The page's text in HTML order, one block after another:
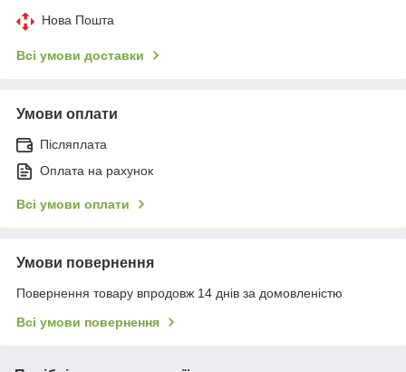
Нова Пошта
Всі умови доставки
Умови оплати
Післяплата
Оплата на рахунок
Всі умови оплати
Умови повернення
Повернення товару впродовж 14 днів за домовленістю
Всі умови повернення